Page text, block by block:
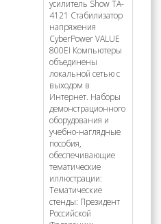
усилитель Show TA-
4121 Стабилизатор
напряжения
CyberPower VALUE
800EI Компьютеры
объединены
локальной сетью с
выходом в
Интернет. Наборы
демонстрационного
оборудования и
учебно-наглядные
пособия,
обеспечивающие
тематические
иллюстрации:
Тематические
стенды: Президент
Российской